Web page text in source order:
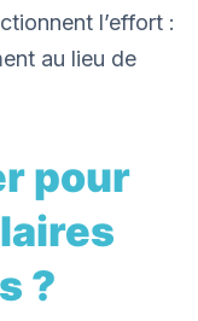
l’effort :
au lieu de
pour
?